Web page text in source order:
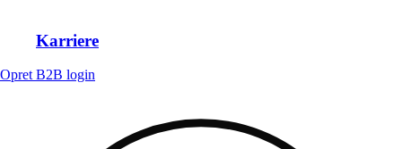
Karriere
Opret B2B login